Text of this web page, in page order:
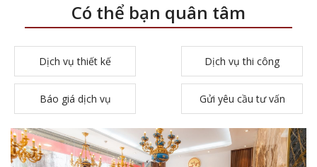
Có thể bạn quân tâm
Dịch vụ thiết kế Dịch vụ thi công
Báo giá dịch vụ Gửi yêu cầu tư vấn